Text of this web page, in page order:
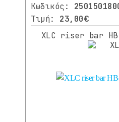
Κωδικός:
Τιμή: 23,00€
XLC riser bar